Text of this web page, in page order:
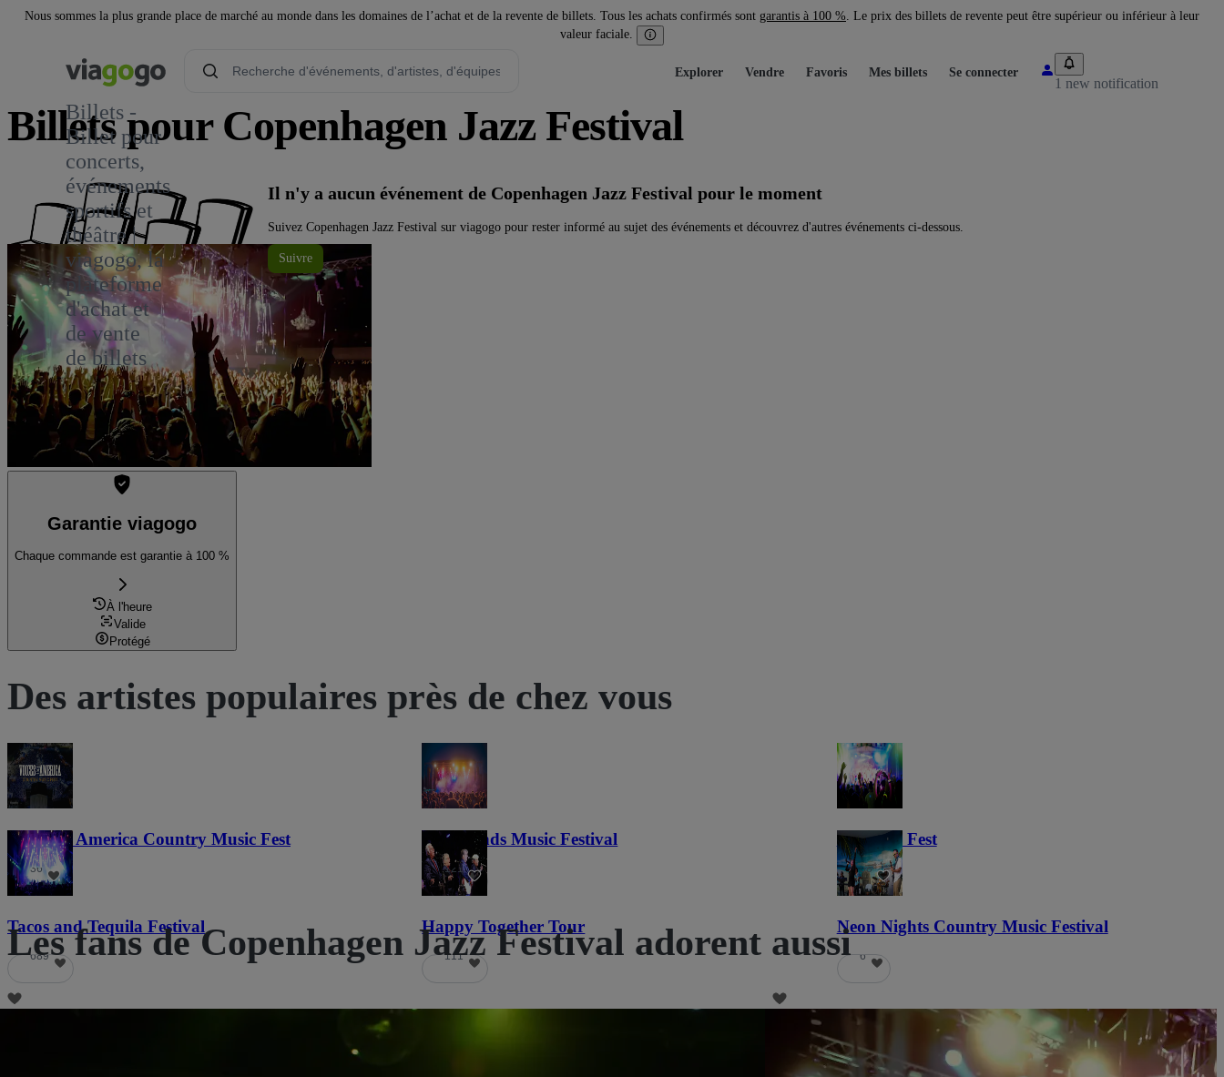
Nous sommes la plus grande place de marché au monde dans les domaines de l’achat et de la revente de billets. Tous les achats confirmés sont garantis à 100 %. Le prix des billets de revente peut être supérieur ou inférieur à leur
valeur faciale.
Billets -
Billet pour
concerts,
événements
sportifs et
théâtre |
viagogo, la
plateforme
d'achat et
de vente
de billets
Explorer Vendre Favoris Mes billets Se connecter
1 new notification
Billets pour Copenhagen Jazz Festival
Il n'y a aucun événement de Copenhagen Jazz Festival pour le moment
Suivez Copenhagen Jazz Festival sur viagogo pour rester informé au sujet des événements et découvrez d'autres événements ci-dessous.
Suivre
Garantie viagogo
Chaque commande est garantie à 100 %
À l'heure
Valide
Protégé
Des artistes populaires près de chez vous
Voices of America Country Music Fest
36
Lost Lands Music Festival
121
Haunted Fest
58
Tacos and Tequila Festival
689
Happy Together Tour
111
Neon Nights Country Music Festival
6
Les fans de Copenhagen Jazz Festival adorent aussi